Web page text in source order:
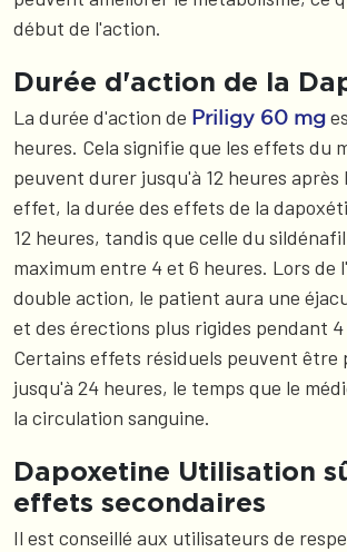
début de l'action.
Durée d'action de la
La durée d'action de Priligy 60 mg
heures. Cela signifie que les effets du
peuvent durer jusqu'à 12 heures après
effet, la durée des effets de la
12 heures, tandis que celle du
maximum entre 4 et 6 heures. Lors de
double action, le patient aura une
et des érections plus rigides pendant 4
Certains effets résiduels peuvent être
jusqu'à 24 heures, le temps que le
la circulation sanguine.
Dapoxetine Utilisation
effets secondaires
Il est conseillé aux utilisateurs de